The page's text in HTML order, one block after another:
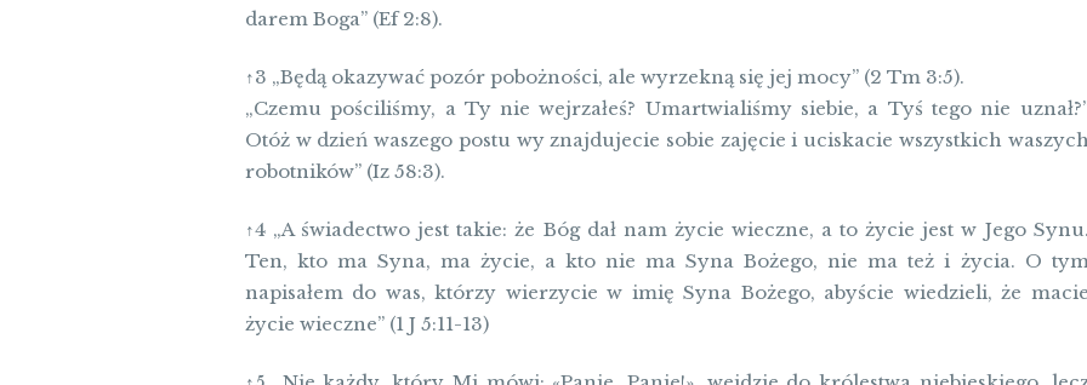
darem Boga” (Ef 2:8).
↑3 „Będą okazywać pozór pobożności, ale wyrzekną się jej mocy” (2 Tm 3:5).
„Czemu pościliśmy, a Ty nie wejrzałeś? Umartwialiśmy siebie, a Tyś tego nie
Otóż w dzień waszego postu wy znajdujecie sobie zajęcie i uciskacie wszystkich
robotników” (Iz 58:3).
↑4 „A świadectwo jest takie: że Bóg dał nam życie wieczne, a to życie jest w Jego Synu.
Ten, kto ma Syna, ma życie, a kto nie ma Syna Bożego, nie ma też i życia. O
napisałem do was, którzy wierzycie w imię Syna Bożego, abyście wiedzieli, że macie
życie wieczne” (1 J 5:11-13)